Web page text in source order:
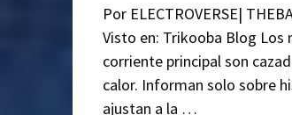
Por ELECTROVERSE|
Visto en: Trikooba Blog Los
corriente principal son
calor. Informan solo sobre
ajustan a la …